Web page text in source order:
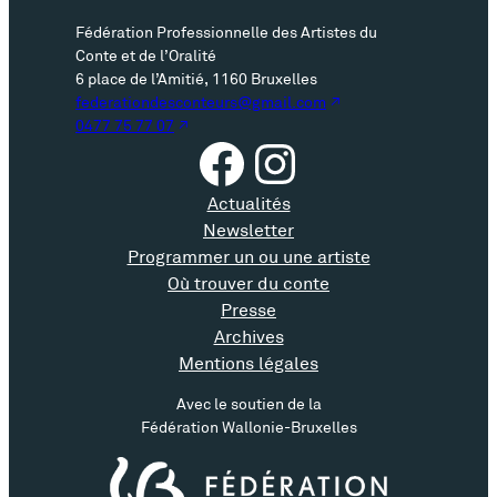
Fédération Professionnelle des Artistes du
Conte et de l’Oralité
6 place de l’Amitié, 1160 Bruxelles
federationdesconteurs@gmail.com
0477 75 77 07
Facebook Instagram
Actualités
Newsletter
Programmer un ou une artiste
Où trouver du conte
Presse
Archives
Mentions légales
Avec le soutien de la
Fédération Wallonie-Bruxelles